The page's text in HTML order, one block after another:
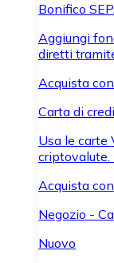
Bonifico
Aggiungi
diretti
Acquista
Carta di
Usa le carte
criptovalute.
Acquista
Negozio -
Nuovo